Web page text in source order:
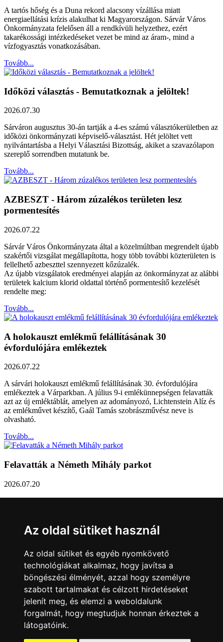
Az oldal sütiket használ
Az oldal sütiket és egyéb nyomkövető
technológiákat alkalmaz, hogy javítsa a
böngészési élményét, azzal hogy személyre
szabott tartalmakat és célzott hirdetéseket
jelenít meg, és elemzi a weboldalunk
forgalmát, hogy megtudjuk honnan érkeztek a
látogatóink.
A tartós hőség és a Duna rekord alacsony vízállása miatt
energiaellátási krízis alakulhat ki Magyarországon. Sárvár Város
Önkormányzata felelősen áll a rendkívüli helyzethez, ezért
takarékossági intézkedéseket vezet be mind az áram-, mind a
vízfogyasztás vonatkozásában.
Tovább...
Időközi választás - Bemutatkoznak a jelöltek!
2026.07.30
Sárváron augusztus 30-án tartják a 4-es számú választókerületben az
időközi önkormányzati képviselő-választást. Hét jelöltet vett
nyilvántartásba a Helyi Választási Bizottság, akiket a szavazólapon
szereplő sorrendben mutatunk be.
Tovább...
AZBESZT - Három zúzalékos területen lesz
pormentesítés
2026.07.22
Sárvár Város Önkormányzata által a közelmúltban megrendelt újabb
szakértői vizsgálat megállapította, hogy több további közterületen is
fellelhető azbeszttel szennyezett kőzúzalék.
Az újabb vizsgálatok eredményei alapján az önkormányzat az alábbi
területek kalcium klorid oldattal történő pormentesítő kezelését
rendelte meg:
Tovább...
A holokauszt emlékmű felállításának 30
évfordulójára emlékeztek
2026.07.22
A sárvári holokauszt emlékmű felállításának 30. évfordulójára
emlékeztek a Várparkban. A július 9-i emlékünnepségen felavatták
azt az új emléktáblát, amelyen az adományozó, Lichtenstein Alíz és
az emlékművet készítő, Gaál Tamás szobrászművész neve is
olvasható.
Tovább...
Felavatták a Németh Mihály parkot
2026.07.20
Közlemény a sárvári képviselő-testület rendkívüli
üléseiről
2026.07.20
A sárvári képviselő-testület július 13-án és 16-án is rendkívüli ülést
tartott. Zárt ülésen tárgyalta a Sárvári Gyógyfürdő Kft. Felügyelő
Bizottsága által elrendelt vizsgálat eredményét, amely többek között